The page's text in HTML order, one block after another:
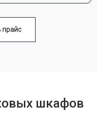
прайс
шкафов